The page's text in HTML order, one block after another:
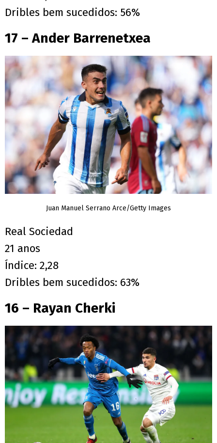
Dribles bem sucedidos: 56%
17 – Ander Barrenetxea
Juan Manuel Serrano Arce/Getty Images
Real Sociedad
21 anos
Índice: 2,28
Dribles bem sucedidos: 63%
16 – Rayan Cherki